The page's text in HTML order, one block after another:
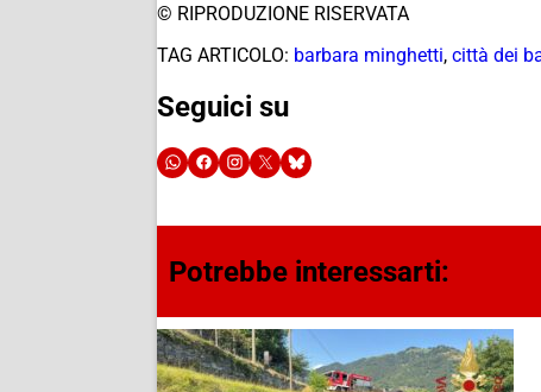
© RIPRODUZIONE RISERVATA
TAG ARTICOLO: barbara minghetti, città dei
Seguici su
Potrebbe interessarti: